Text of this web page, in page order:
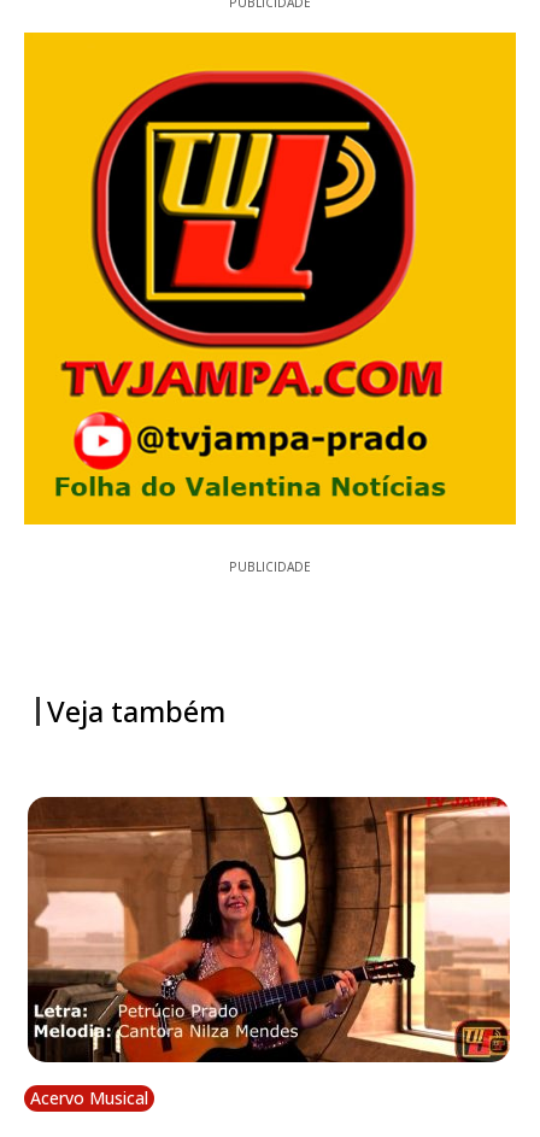
PUBLICIDADE
Veja também
Acervo Musical